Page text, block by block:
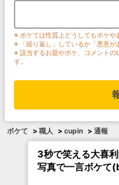
※ ボケては性質上どうしてもボケや
※ 「繰り返し」しているか「悪意が
※ 該当するお題やボケ、コメントの
す。
ボケて > 職人 > cupin > 通報
3秒で笑える大喜
写真で一言ボケて